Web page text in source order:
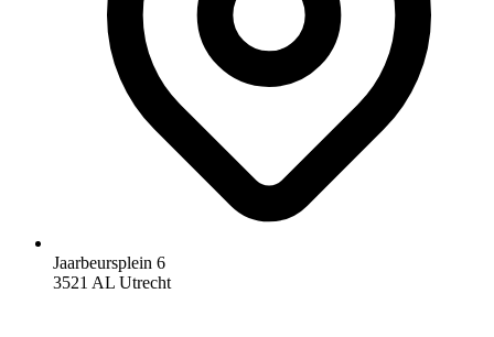
Jaarbeursplein 6
3521 AL Utrecht